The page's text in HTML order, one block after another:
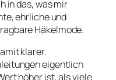
in das, was mir
ehrliche und
Häkelmode.
klarer.
eigentlich
höher ist, als viele